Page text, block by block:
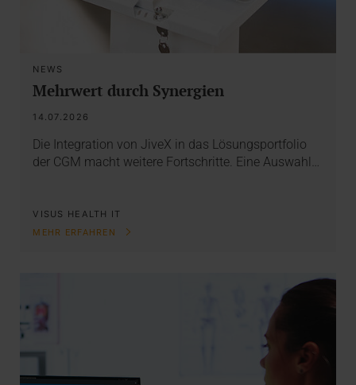
NEWS
Mehrwert durch Synergien
14.07.2026
Die Integration von JiveX in das Lösungsportfolio
der CGM macht weitere Fortschritte. Eine Auswahl…
VISUS HEALTH IT
MEHR ERFAHREN